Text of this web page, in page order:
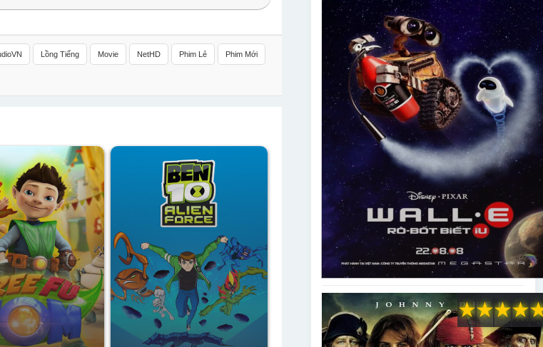
Lồng Tiếng Movie NetHD Phim Lẻ Phim Mới
★
★
★
★